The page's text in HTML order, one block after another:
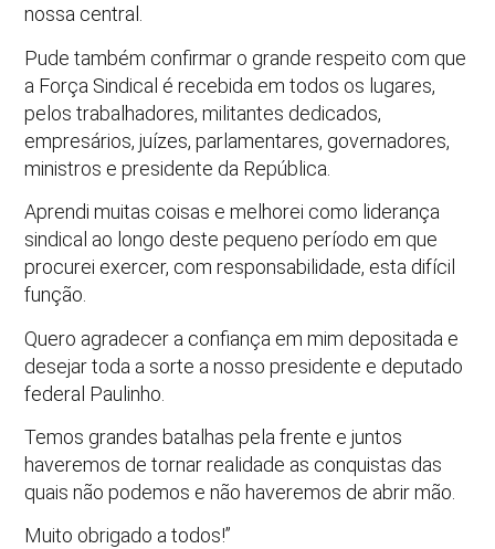
nossa central.
Pude também confirmar o grande respeito com que
a Força Sindical é recebida em todos os lugares,
pelos trabalhadores, militantes dedicados,
empresários, juízes, parlamentares, governadores,
ministros e presidente da República.
Aprendi muitas coisas e melhorei como liderança
sindical ao longo deste pequeno período em que
procurei exercer, com responsabilidade, esta difícil
função.
Quero agradecer a confiança em mim depositada e
desejar toda a sorte a nosso presidente e deputado
federal Paulinho.
Temos grandes batalhas pela frente e juntos
haveremos de tornar realidade as conquistas das
quais não podemos e não haveremos de abrir mão.
Muito obrigado a todos!”